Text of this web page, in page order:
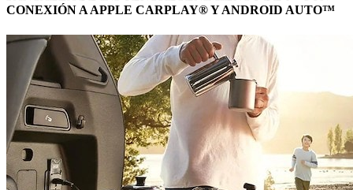
CONEXIÓN A APPLE CARPLAY® Y ANDROID AUTO™